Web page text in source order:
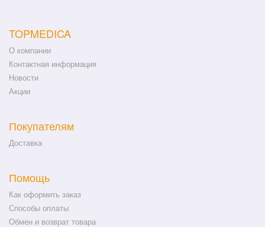
TOPMEDICA
О компании
Контактная информация
Новости
Акции
Покупателям
Доставка
Помощь
Как оформить заказ
Способы оплаты
Обмен и возврат товара